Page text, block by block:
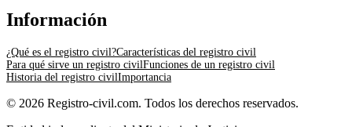
Información
¿Qué es el registro civil?Características del registro civil
Para qué sirve un registro civilFunciones de un registro civil
Historia del registro civilImportancia
© 2026 Registro-civil.com. Todos los derechos reservados.